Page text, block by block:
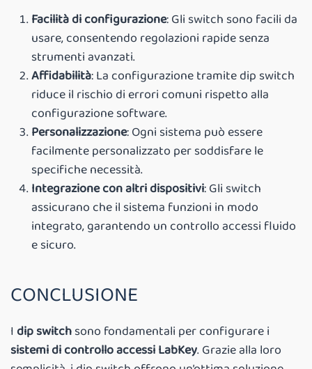
Facilità di configurazione: Gli switch sono facili da
usare, consentendo regolazioni rapide senza
strumenti avanzati.
Affidabilità: La configurazione tramite dip switch
riduce il rischio di errori comuni rispetto alla
configurazione software.
Personalizzazione: Ogni sistema può essere
facilmente personalizzato per soddisfare le
specifiche necessità.
Integrazione con altri dispositivi: Gli switch
assicurano che il sistema funzioni in modo
integrato, garantendo un controllo accessi fluido
e sicuro.
CONCLUSIONE
I dip switchsono fondamentali per configurare i
sistemi di controllo accessi LabKey. Grazie alla loro